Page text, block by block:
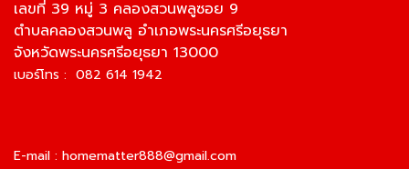
เลขที่ 39 หมู่ 3 คลองสวนพลูซอย 9
ตำบลคลองสวนพลู อำเภอพระนครศรีอยุธยา
จังหวัดพระนครศรีอยุธยา 13000
เบอร์โทร : 082 614 1942
E-mail : homematter888@gmail.com